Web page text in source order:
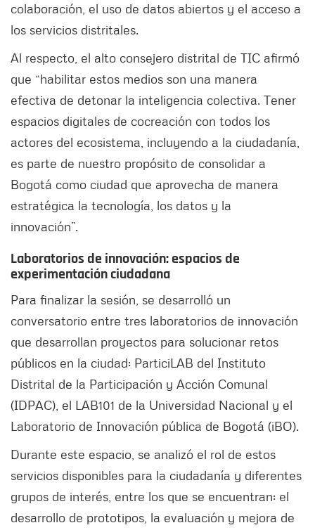
colaboración, el uso de datos abiertos y el acceso a
los servicios distritales.
Al respecto, el alto consejero distrital de TIC afirmó
que “habilitar estos medios son una manera
efectiva de detonar la inteligencia colectiva. Tener
espacios digitales de cocreación con todos los
actores del ecosistema, incluyendo a la ciudadanía,
es parte de nuestro propósito de consolidar a
Bogotá como ciudad que aprovecha de manera
estratégica la tecnología, los datos y la
innovación”.
Laboratorios de innovación: espacios de
experimentación ciudadana
Para finalizar la sesión, se desarrolló un
conversatorio entre tres laboratorios de innovación
que desarrollan proyectos para solucionar retos
públicos en la ciudad: ParticiLAB del Instituto
Distrital de la Participación y Acción Comunal
(IDPAC), el LAB101 de la Universidad Nacional y el
Laboratorio de Innovación pública de Bogotá (iBO).
Durante este espacio, se analizó el rol de estos
servicios disponibles para la ciudadanía y diferentes
grupos de interés, entre los que se encuentran: el
desarrollo de prototipos, la evaluación y mejora de